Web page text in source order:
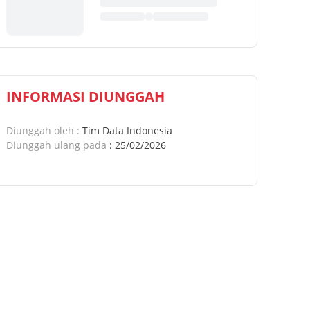
INFORMASI DIUNGGAH
Diunggah oleh : Tim Data Indonesia
Diunggah ulang pada : 25/02/2026